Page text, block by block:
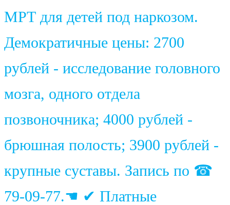
МРТ для детей под наркозом.
Демократичные цены: 2700
рублей - исследование головного
мозга, одного отдела
позвоночника; 4000 рублей -
брюшная полость; 3900 рублей -
крупные суставы. Запись по ☎
79-09-77.☚ ✔ Платные